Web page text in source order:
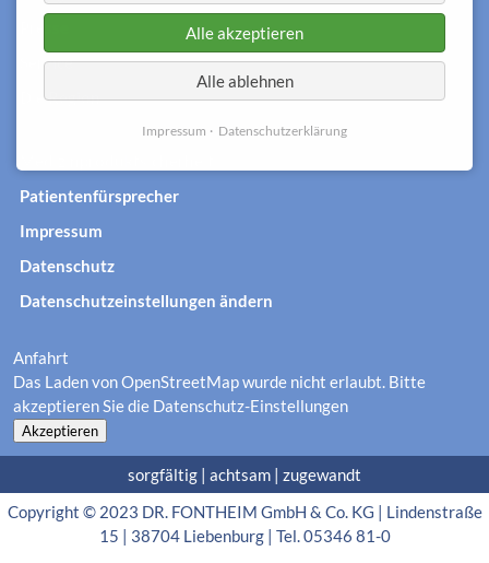
Service
Die Region
Patientenfürsprecher
Impressum
Datenschutz
Datenschutzeinstellungen ändern
Anfahrt
Das Laden von OpenStreetMap wurde nicht erlaubt. Bitte
akzeptieren Sie die Datenschutz-Einstellungen
Akzeptieren
sorgfältig | achtsam | zugewandt
Copyright © 2023 DR. FONTHEIM GmbH & Co. KG | Lindenstraße
15 | 38704 Liebenburg | Tel. 05346 81-0
Alle akzeptieren
Alle ablehnen
Impressum Datenschutzerklärung